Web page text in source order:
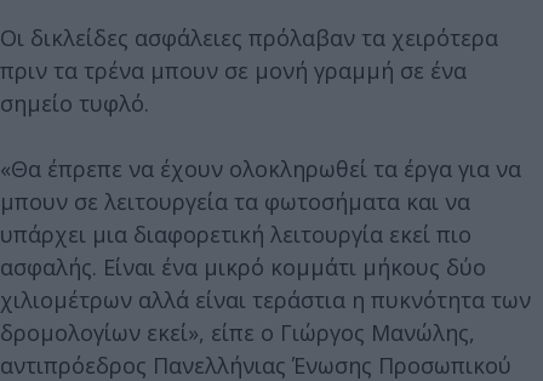
Οι δικλείδες ασφάλειες πρόλαβαν τα χειρότερα
πριν τα τρένα μπουν σε μονή γραμμή σε ένα
σημείο τυφλό.
«Θα έπρεπε να έχουν ολοκληρωθεί τα έργα για να
μπουν σε λειτουργεία τα φωτοσήματα και να
υπάρχει μια διαφορετική λειτουργία εκεί πιο
ασφαλής. Είναι ένα μικρό κομμάτι μήκους δύο
χιλιομέτρων αλλά είναι τεράστια η πυκνότητα των
δρομολογίων εκεί», είπε ο Γιώργος Μανώλης,
αντιπρόεδρος Πανελλήνιας Ένωσης Προσωπικού